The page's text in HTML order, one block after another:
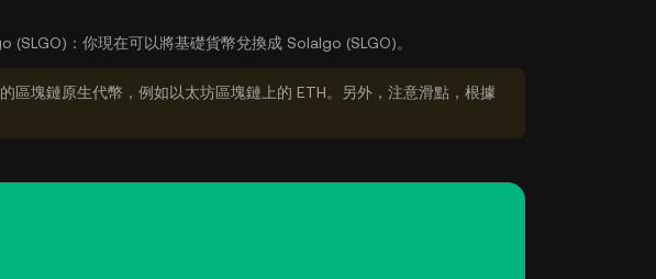
(SLGO)： 你現在可以將基礎貨幣兌換成 Solalgo (SLGO)。
區塊鏈原生代幣，例如以太坊區塊鏈上的 ETH。另外，注意滑點，根據